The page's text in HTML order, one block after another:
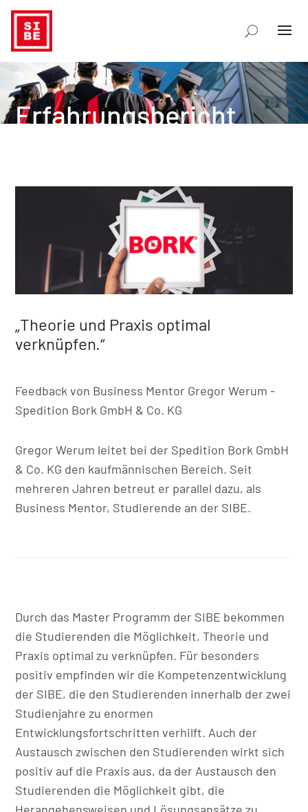
Erfahrungsbericht
„Theorie und Praxis optimal
verknüpfen.“
Feedback von Business Mentor Gregor Werum -
Spedition Bork GmbH & Co. KG
Gregor Werum leitet bei der Spedition Bork GmbH
& Co. KG den kaufmännischen Bereich. Seit
mehreren Jahren betreut er parallel dazu, als
Business Mentor, Studierende an der SIBE.
Durch das Master Programm der SIBE bekommen
die Studierenden die Möglichkeit, Theorie und
Praxis optimal zu verknüpfen. Für besonders
positiv empfinden wir die Kompetenzentwicklung
der SIBE, die den Studierenden innerhalb der zwei
Studienjahre zu enormen
Entwicklungsfortschritten verhilft. Auch der
Austausch zwischen den Studierenden wirkt sich
positiv auf die Praxis aus, da der Austausch den
Studierenden die Möglichkeit gibt, die